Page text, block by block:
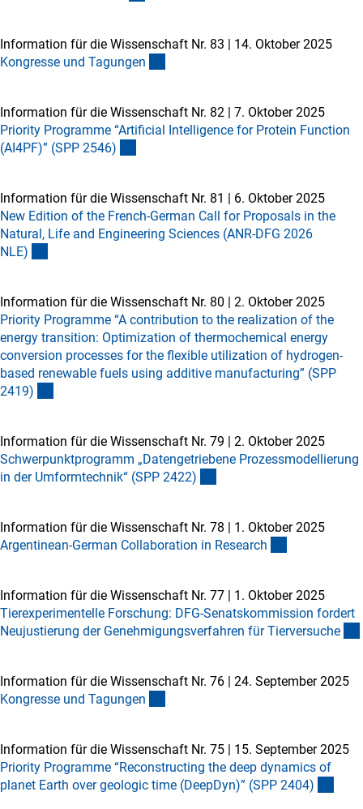
Information für die Wissenschaft Nr. 83 | 14. Oktober 2025
Kongresse und Tagungen
Information für die Wissenschaft Nr. 82 | 7. Oktober 2025
Priority Programme “Artificial Intelligence for Protein Function
(AI4PF)” (SPP 2546)
Information für die Wissenschaft Nr. 81 | 6. Oktober 2025
New Edition of the French-German Call for Proposals in the
Natural, Life and Engineering Sciences (ANR-DFG 2026
NLE)
Information für die Wissenschaft Nr. 80 | 2. Oktober 2025
Priority Programme “A contribution to the realization of the
energy transition: Optimization of thermochemical energy
conversion processes for the flexible utilization of hydrogen-
based renewable fuels using additive manufacturing” (SPP
2419)
Information für die Wissenschaft Nr. 79 | 2. Oktober 2025
Schwerpunktprogramm „Datengetriebene Prozessmodellierung
in der Umformtechnik“ (SPP 2422)
Information für die Wissenschaft Nr. 78 | 1. Oktober 2025
Argentinean-German Collaboration in Research
Information für die Wissenschaft Nr. 77 | 1. Oktober 2025
Tierexperimentelle Forschung: DFG-Senatskommission fordert
Neujustierung der Genehmigungsverfahren für Tierversuche
Information für die Wissenschaft Nr. 76 | 24. September 2025
Kongresse und Tagungen
Information für die Wissenschaft Nr. 75 | 15. September 2025
Priority Programme “Reconstructing the deep dynamics of
planet Earth over geologic time (DeepDyn)” (SPP 2404)